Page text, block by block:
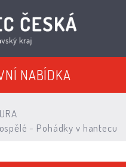
NABÍDKA
- Pohádky v hantecu